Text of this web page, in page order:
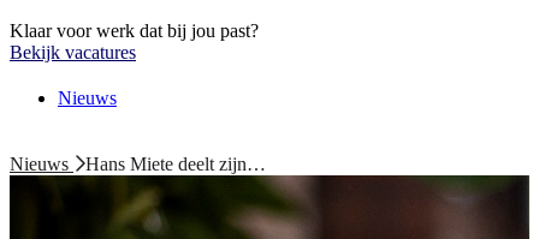
Klaar voor werk dat bij jou past?
Bekijk vacatures
Nieuws
Nieuws Hans Miete deelt zijn…